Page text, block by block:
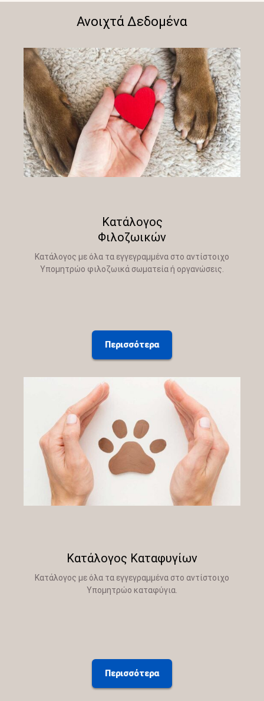
Ανοιχτά Δεδομένα
Κατάλογος
Φιλοζωικών
Κατάλογος με όλα τα εγγεγραμμένα στο αντίστοιχο
Υπομητρώο φιλοζωικά σωματεία ή οργανώσεις.
Περισσότερα
Κατάλογος Καταφυγίων
Κατάλογος με όλα τα εγγεγραμμένα στο αντίστοιχο
Υπομητρώο καταφύγια.
Περισσότερα